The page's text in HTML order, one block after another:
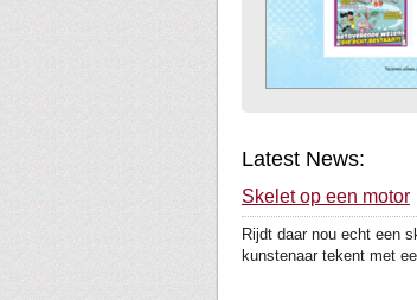
Latest News:
Skelet op een motor
Rijdt daar nou echt een
kunstenaar tekent met